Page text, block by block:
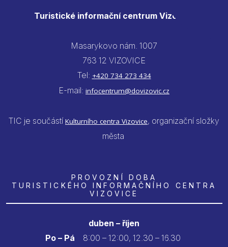
Turistické informační centrum Vizovice
Masarykovo nám. 1007
763 12 VIZOVICE
Tel: +420 734 273 434
E-mail: infocentrum@dovizovic.cz
TIC je součástí Kulturního centra Vizovice, organizační složky
města
PROVOZNÍ DOBA
TURISTICKÉHO INFORMAČNÍHO CENTRA
VIZOVICE
duben – říjen
Po – Pá
8:00 – 12:00, 12.30 – 16.30